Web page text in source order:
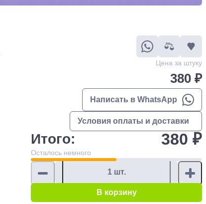
Цена за штуку
380 ₽
Написать в WhatsApp
Условия оплаты и доставки
Итого: 380 ₽
Осталось немного
В корзину